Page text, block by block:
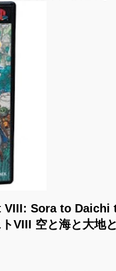
VIII: Sora to
VIII 空と海と大地